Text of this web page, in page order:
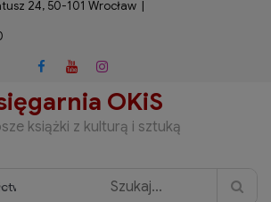
24, 50-101 Wrocław
OKiS
książki z kulturą i sztuką